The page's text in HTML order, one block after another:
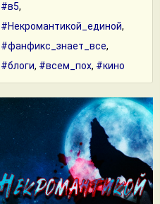
#в5,
#Некромантикой_единой,
#фанфикс_знает_все,
#блоги, #всем_пох, #кино